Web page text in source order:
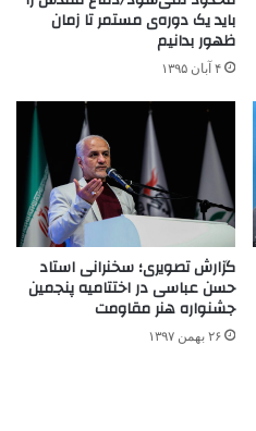
باید یک دوره‌ی مستمر تا زمان
ظهور بدانیم
۴ آبان ۱۳۹۵
گزارش تصویری؛ سخنرانی استاد
حسن عباسی در اختتامیه پنجمین
جشنواره هنر مقاومت
۲۶ بهمن ۱۳۹۷